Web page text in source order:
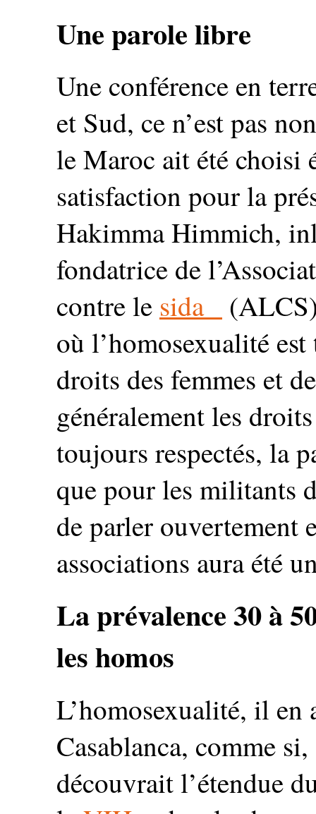
Une parole libre
Une conférence en
et Sud, ce n’est pas
le Maroc ait été choisi
satisfaction pour la
Hakimma Himmich,
fondatrice de
contre le sida
où l’homosexualité
droits des femmes et
généralement les
toujours respectés, la
que pour les militants
de parler ouvertement
associations aura été
La prévalence 30 à
les homos
L’homosexualité, il en
Casablanca, comme
découvrait l’étendue